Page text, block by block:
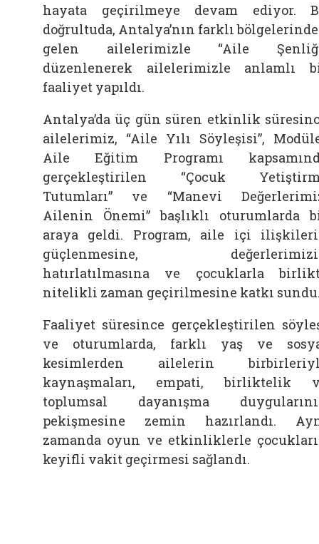
hayata geçirilmeye devam ediyor.
doğrultuda, Antalya’nın farklı
gelen ailelerimizle “Aile
düzenlenerek ailelerimizle anlamlı
faaliyet yapıldı.
Antalya’da üç gün süren etkinlik
ailelerimiz, “Aile Yılı Söyleşisi”,
Aile Eğitim Programı
gerçekleştirilen “Çocuk
Tutumları” ve “Manevi
Ailenin Önemi” başlıklı oturumlarda
araya geldi. Program, aile içi
güçlenmesine,
hatırlatılmasına ve çocuklarla
nitelikli zaman geçirilmesine katkı
Faaliyet süresince gerçekleştirilen
ve oturumlarda, farklı yaş ve
kesimlerden ailelerin
kaynaşmaları, empati, birliktelik
toplumsal dayanışma
pekişmesine zemin hazırlandı.
zamanda oyun ve etkinliklerle
keyifli vakit geçirmesi sağlandı.